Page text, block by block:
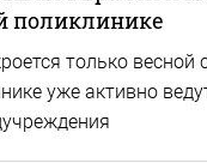
поликлинике
только весной
уже активно